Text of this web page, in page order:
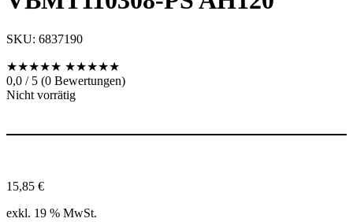
SKU: 6837190
★★★★★ ★★★★★
0,0 / 5 (0 Bewertungen)
Nicht vorrätig
15,85 €
exkl. 19 % MwSt.